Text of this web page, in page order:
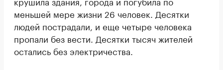
меньшей мере жизни 26 человек. Десятки
людей пострадали, и еще четыре человека
пропали без вести. Десятки тысяч жителей
остались без электричества.